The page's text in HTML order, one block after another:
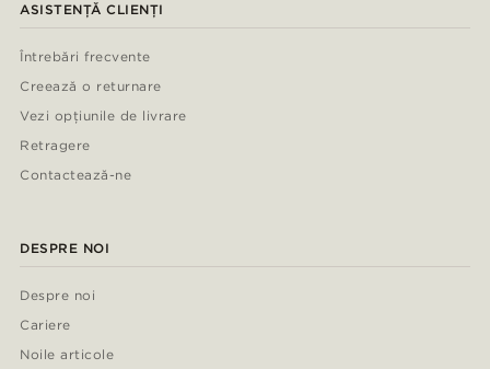
ASISTENȚĂ CLIENȚI
Întrebări frecvente
Creează o returnare
Vezi opțiunile de livrare
Retragere
Contactează-ne
DESPRE NOI
Despre noi
Cariere
Noile articole